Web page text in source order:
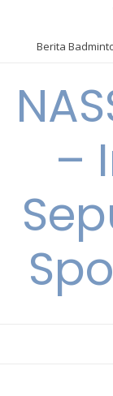
contentBerita
–